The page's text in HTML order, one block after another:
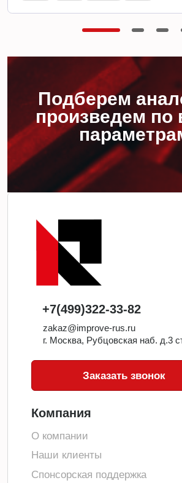
Подберем
произведем по
+7(499)322-33-82
zakaz@improve-rus.ru
г. Москва, Рубцовская наб. д.3
Заказать звонок
Компания
О компании
Наши клиенты
Спонсорская поддержка